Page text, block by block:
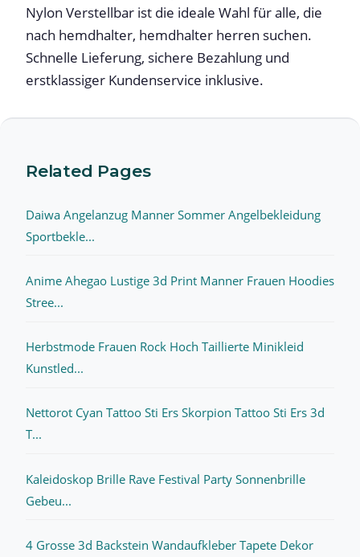
Nylon Verstellbar ist die ideale Wahl für alle, die
nach hemdhalter, hemdhalter herren suchen.
Schnelle Lieferung, sichere Bezahlung und
erstklassiger Kundenservice inklusive.
Related Pages
Daiwa Angelanzug Manner Sommer Angelbekleidung
Sportbekle...
Anime Ahegao Lustige 3d Print Manner Frauen Hoodies
Stree...
Herbstmode Frauen Rock Hoch Taillierte Minikleid
Kunstled...
Nettorot Cyan Tattoo Sti Ers Skorpion Tattoo Sti Ers 3d
T...
Kaleidoskop Brille Rave Festival Party Sonnenbrille
Gebeu...
4 Grosse 3d Backstein Wandaufkleber Tapete Dekor